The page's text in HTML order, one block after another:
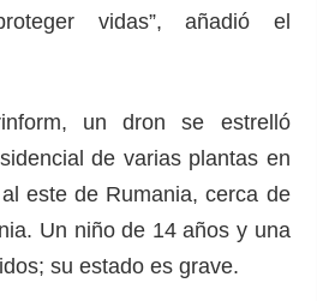
vidas”, añadió el
un dron se estrelló
de varias plantas en
este de Rumania, cerca de
Un niño de 14 años y una
su estado es grave.